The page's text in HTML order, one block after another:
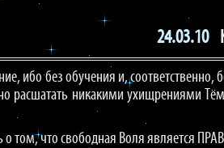
24.03.10
ибо без обучения и,
расшатать никакими ухищрениями
том, что свободная Воля является